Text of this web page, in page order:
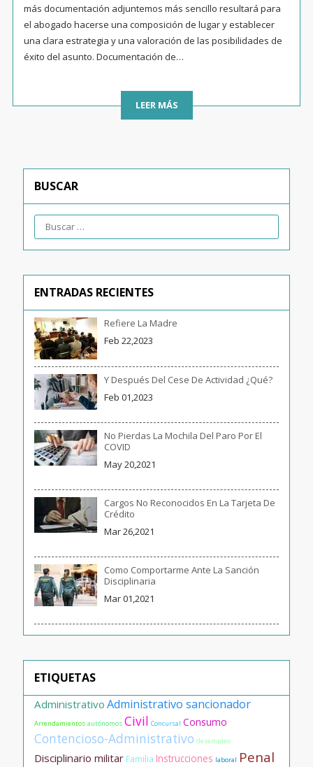
más documentación adjuntemos más sencillo resultará para
el abogado hacerse una composición de lugar y establecer
una clara estrategia y una valoración de las posibilidades de
éxito del asunto. Documentación de…
LEER MÁS
BUSCAR
ENTRADAS RECIENTES
Refiere La Madre
Feb 22,2023
Y Después Del Cese De Actividad ¿qué?
Feb 01,2023
No Pierdas La Mochila Del Paro Por El
COVID
May 20,2021
Cargos No Reconocidos En La Tarjeta De
Crédito
Mar 26,2021
Como Comportarme Ante La Sanción
Disciplinaria
Mar 01,2021
ETIQUETAS
Administrativo Administrativo sancionador
Arrendamientos autónomos Civil Concursal Consumo
Contencioso-Administrativo desempleo
Disciplinario militar Familia Instrucciones laboral Penal